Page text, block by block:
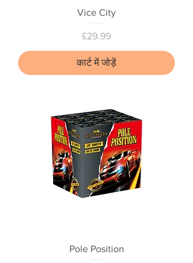
Vice City
मूल्य
£29.99
कार्ट में जोड़ें
Pole Position